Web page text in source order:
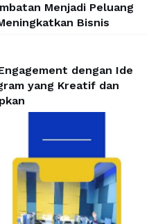
Menjadi Peluang
Bisnis
dengan Ide
yang Kreatif dan